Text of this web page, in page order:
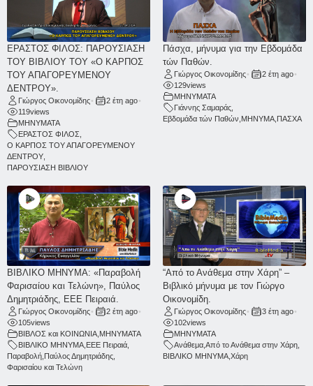
ΕΡΑΣΤΟΣ ΦΙΛΟΣ: ΠΑΡΟΥΣΙΑΣΗ
ΤΟΥ ΒΙΒΛΙΟΥ ΤΟΥ «Ο ΚΑΡΠΟΣ
ΤΟΥ ΑΠΑΓΟΡΕΥΜΕΝΟΥ
ΔΕΝΤΡΟΥ».
Γιώργος Οικονομίδης• 2 έτη ago•
119views
ΜΗΝΥΜΑΤΑ
ΕΡΑΣΤΟΣ ΦΙΛΟΣ
Ο ΚΑΡΠΟΣ ΤΟΥ ΑΠΑΓΟΡΕΥΜΕΝΟΥ
ΔΕΝΤΡΟΥ
ΠΑΡΟΥΣΙΑΣΗ ΒΙΒΛΙΟΥ
Πάσχα, μήνυμα για την Εβδομάδα
τών Παθών.
Γιώργος Οικονομίδης• 2 έτη ago•
129views
ΜΗΝΥΜΑΤΑ
Γιάννης Σαμαράς
Εβδομάδα τών Παθών ΜΗΝΥΜΑ ΠΑΣΧΑ
ΒΙΒΛΙΚΟ ΜΗΝΥΜΑ: «Παραβολή
Φαρισαίου και Τελώνη», Παύλος
Δημητριάδης, ΕΕΕ Πειραιά.
Γιώργος Οικονομίδης• 2 έτη ago•
105views
ΒΙΒΛΟΣ και ΚΟΙΝΩΝΙΑ ΜΗΝΥΜΑΤΑ
ΒΙΒΛΙΚΟ ΜΗΝΥΜΑ ΕΕΕ Πειραιά
Παραβολή Παύλος Δημητριάδης
Φαρισαίου και Τελώνη
“Από το Ανάθεμα στην Χάρη” –
Βιβλικό μήνυμα με τον Γιώργο
Οικονομίδη.
Γιώργος Οικονομίδης• 3 έτη ago•
102views
ΜΗΝΥΜΑΤΑ
Ανάθεμα Από το Ανάθεμα στην Χάρη
ΒΙΒΛΙΚΟ ΜΗΝΥΜΑ Χάρη